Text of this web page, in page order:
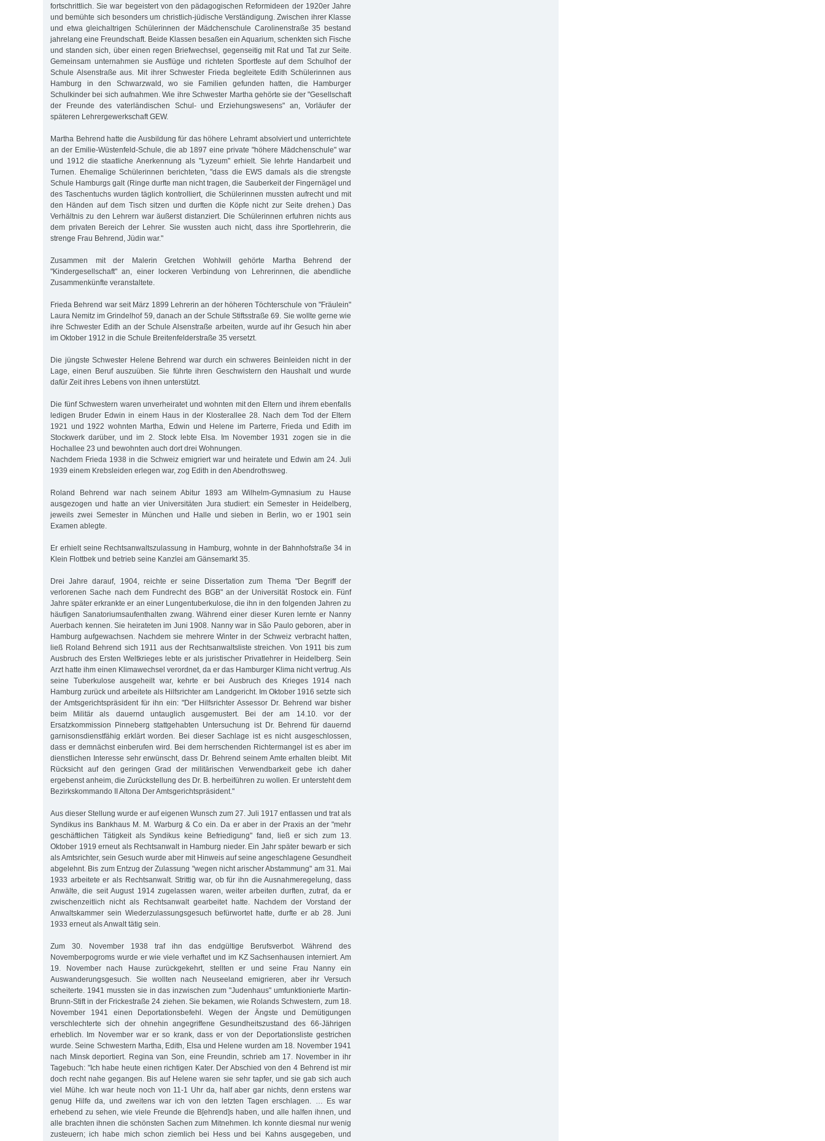
fortschrittlich. Sie war begeistert von den pädagogischen Reformideen der 1920er Jahre
und bemühte sich besonders um christlich-jüdische Verständigung. Zwischen ihrer Klasse
und etwa gleichaltrigen Schülerinnen der Mädchenschule Carolinenstraße 35 bestand
jahrelang eine Freundschaft. Beide Klassen besaßen ein Aquarium, schenkten sich Fische
und standen sich, über einen regen Briefwechsel, gegenseitig mit Rat und Tat zur Seite.
Gemeinsam unternahmen sie Ausflüge und richteten Sportfeste auf dem Schulhof der
Schule Alsenstraße aus. Mit ihrer Schwester Frieda begleitete Edith Schülerinnen aus
Hamburg in den Schwarzwald, wo sie Familien gefunden hatten, die Hamburger
Schulkinder bei sich aufnahmen. Wie ihre Schwester Martha gehörte sie der "Gesellschaft
der Freunde des vaterländischen Schul- und Erziehungswesens" an, Vorläufer der
späteren Lehrergewerkschaft GEW.
Martha Behrend hatte die Ausbildung für das höhere Lehramt absolviert und unterrichtete
an der Emilie-Wüstenfeld-Schule, die ab 1897 eine private "höhere Mädchenschule" war
und 1912 die staatliche Anerkennung als "Lyzeum" erhielt. Sie lehrte Handarbeit und
Turnen. Ehe­malige Schülerinnen berichteten, "dass die EWS damals als die strengste
Schule Hamburgs galt (Ringe durfte man nicht tragen, die Sauberkeit der Fingernägel und
des Taschentuchs wurden täglich kontrolliert, die Schülerinnen mussten aufrecht und mit
den Händen auf dem Tisch sitzen und durften die Köpfe nicht zur Seite drehen.) Das
Verhältnis zu den Lehrern war äußerst distanziert. Die Schülerinnen erfuhren nichts aus
dem privaten Bereich der Lehrer. Sie wussten auch nicht, dass ihre Sportlehrerin, die
strenge Frau Behrend, Jüdin war."
Zusammen mit der Malerin Gretchen Wohlwill gehörte Martha Behrend der
"Kindergesellschaft" an, einer lockeren Verbindung von Lehrerinnen, die abendliche
Zusammenkünfte veranstaltete.
Frieda Behrend war seit März 1899 Lehrerin an der höheren Töchterschule von "Fräulein"
Laura Nemitz im Grindelhof 59, danach an der Schule Stiftsstraße 69. Sie wollte gerne wie
ihre Schwester Edith an der Schule Alsenstraße arbeiten, wurde auf ihr Gesuch hin aber
im Oktober 1912 in die Schule Breitenfelderstraße 35 versetzt.
Die jüngste Schwester Helene Behrend war durch ein schweres Beinleiden nicht in der
Lage, einen Beruf auszuüben. Sie führte ihren Geschwistern den Haushalt und wurde
dafür Zeit ihres Lebens von ihnen unterstützt.
Die fünf Schwestern waren unverheiratet und wohnten mit den Eltern und ihrem ebenfalls
ledigen Bruder Edwin in einem Haus in der Klosterallee 28. Nach dem Tod der Eltern
1921 und 1922 wohnten Martha, Edwin und Helene im Parterre, Frieda und Edith im
Stockwerk darüber, und im 2. Stock lebte Elsa. Im November 1931 zogen sie in die
Hochallee 23 und bewohnten auch dort drei Wohnungen.
Nachdem Frieda 1938 in die Schweiz emigriert war und heiratete und Edwin am 24. Juli
1939 einem Krebsleiden erlegen war, zog Edith in den Abendrothsweg.
Roland Behrend war nach seinem Abitur 1893 am Wilhelm-Gymnasium zu Hause
ausgezogen und hatte an vier Universitäten Jura studiert: ein Semester in Heidelberg,
jeweils zwei Semester in München und Halle und sieben in Berlin, wo er 1901 sein
Examen ablegte.
Er erhielt seine Rechtsanwaltszulassung in Hamburg, wohnte in der Bahnhofstraße 34 in
Klein Flottbek und betrieb seine Kanzlei am Gänsemarkt 35.
Drei Jahre darauf, 1904, reichte er seine Dissertation zum Thema "Der Begriff der
verlorenen Sache nach dem Fundrecht des BGB" an der Universität Rostock ein. Fünf
Jahre später erkrankte er an einer Lungentuberkulose, die ihn in den folgenden Jahren zu
häufigen Sanatoriumsaufenthalten zwang. Während einer dieser Kuren lernte er Nanny
Auerbach kennen. Sie heirateten im Juni 1908. Nanny war in São Paulo geboren, aber in
Hamburg aufgewachsen. Nach­dem sie mehrere Winter in der Schweiz verbracht hatten,
ließ Roland Behrend sich 1911 aus der Rechtsanwaltsliste streichen. Von 1911 bis zum
Ausbruch des Ersten Weltkrieges lebte er als juristischer Privatlehrer in Heidelberg. Sein
Arzt hatte ihm einen Klimawechsel verordnet, da er das Hamburger Klima nicht vertrug. Als
seine Tuberkulose ausgeheilt war, kehrte er bei Ausbruch des Krieges 1914 nach
Hamburg zurück und arbeitete als Hilfsrichter am Landgericht. Im Oktober 1916 setzte sich
der Amtsgerichtspräsident für ihn ein: "Der Hilfsrichter Assessor Dr. Behrend war bisher
beim Militär als dauernd untauglich ausgemustert. Bei der am 14.10. vor der
Ersatzkommission Pinneberg stattgehabten Untersuchung ist Dr. Behrend für dauernd
garnisonsdienstfähig erklärt worden. Bei dieser Sachlage ist es nicht ausgeschlossen,
dass er demnächst einberufen wird. Bei dem herrschenden Richtermangel ist es aber im
dienstlichen Interesse sehr erwünscht, dass Dr. Behrend seinem Amte erhalten bleibt. Mit
Rücksicht auf den geringen Grad der militärischen Verwendbarkeit gebe ich daher
ergebenst anheim, die Zurückstellung des Dr. B. herbeiführen zu wollen. Er untersteht dem
Bezirkskommando II Altona Der Amtsgerichtspräsident."
Aus dieser Stellung wurde er auf eigenen Wunsch zum 27. Juli 1917 entlassen und trat als
Syndikus ins Bankhaus M. M. Warburg & Co ein. Da er aber in der Praxis an der "mehr
geschäftlichen Tätigkeit als Syndikus keine Befriedigung" fand, ließ er sich zum 13.
Oktober 1919 erneut als Rechtsanwalt in Hamburg nieder. Ein Jahr später bewarb er sich
als Amtsrichter, sein Gesuch wurde aber mit Hinweis auf seine angeschlagene Gesundheit
abgelehnt. Bis zum Entzug der Zulassung "wegen nicht arischer Abstammung" am 31. Mai
1933 arbeitete er als Rechtsanwalt. Strittig war, ob für ihn die Ausnahmeregelung, dass
Anwälte, die seit August 1914 zugelassen waren, weiter arbeiten durften, zutraf, da er
zwischenzeitlich nicht als Rechts­anwalt gearbeitet hatte. Nachdem der Vorstand der
Anwaltskammer sein Wiederzulassungsgesuch befürwortet hatte, durfte er ab 28. Juni
1933 erneut als Anwalt tätig sein.
Zum 30. November 1938 traf ihn das endgültige Berufsverbot. Während des
Novemberpogroms wurde er wie viele verhaftet und im KZ Sachsenhausen interniert. Am
19. November nach Hause zurückgekehrt, stellten er und seine Frau Nanny ein
Auswanderungsgesuch. Sie wollten nach Neuseeland emigrieren, aber ihr Versuch
scheiterte. 1941 mussten sie in das inzwischen zum "Judenhaus" umfunktionierte Martin-
Brunn-Stift in der Frickestraße 24 ziehen. Sie bekamen, wie Rolands Schwestern, zum 18.
November 1941 einen Deportationsbefehl. Wegen der Ängste und Demütigungen
verschlechterte sich der ohnehin angegriffene Gesundheitszustand des 66-Jährigen
erheblich. Im November war er so krank, dass er von der Deportationsliste gestrichen
wurde. Seine Schwestern Martha, Edith, Elsa und Helene wurden am 18. November 1941
nach Minsk deportiert. Regina van Son, eine Freundin, schrieb am 17. November in ihr
Tagebuch: "Ich habe heute einen richtigen Kater. Der Ab­schied von den 4 Behrend ist mir
doch recht nahe gegangen. Bis auf Helene waren sie sehr tapfer, und sie gab sich auch
viel Mühe. Ich war heute noch von 11-1 Uhr da, half aber gar nichts, denn erstens war
genug Hilfe da, und zweitens war ich von den letzten Tagen erschlagen. … Es war
erhebend zu sehen, wie viele Freunde die B[ehrend]s haben, und alle halfen ihnen, und
alle brachten ihnen die schönsten Sachen zum Mitnehmen. Ich konnte diesmal nur wenig
zusteuern; ich habe mich schon ziemlich bei Hess und bei Kahns ausgegeben, und